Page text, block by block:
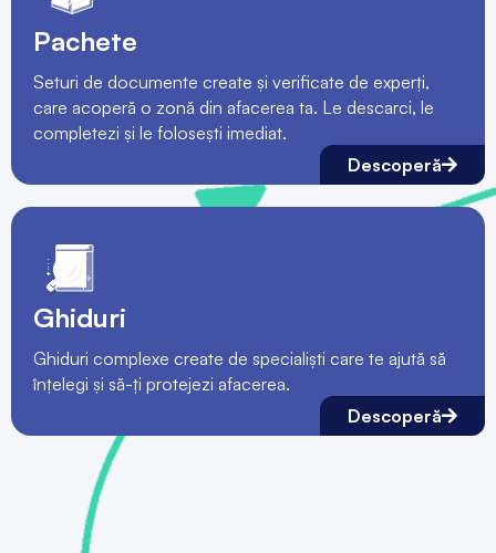
Pachete
Seturi de documente create și verificate de experți,
care acoperă o zonă din afacerea ta. Le descarci, le
completezi și le folosești imediat.
Descoperă
Ghiduri
Ghiduri complexe create de specialiști care te ajută să
înțelegi și să-ți protejezi afacerea.
Descoperă